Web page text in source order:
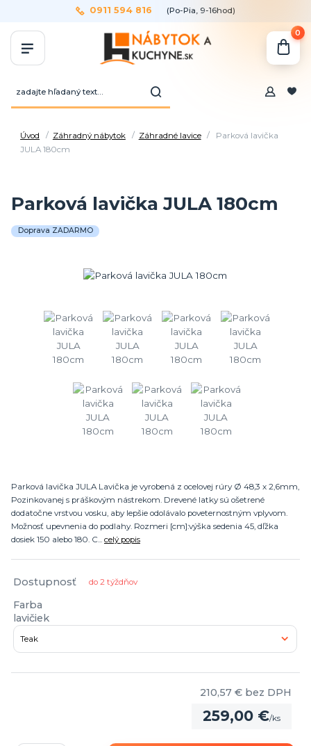
0911 594 816 (Po-Pia, 9-16hod)
0
Úvod Záhradný nábytok Záhradné lavice
Parková lavička
JULA 180cm
Parková lavička JULA 180cm
Doprava ZADARMO
Parková lavička JULA Lavička je vyrobená z ocelovej rúry Ø 48,3 x 2,6mm,
Pozinkovanej s práškovým nástrekom. Drevené latky sú ošetrené
dodatočne vrstvou vosku, aby lepšie odolávalo poveternostným vplyvom.
Možnosť upevnenia do podlahy. Rozmeri [cm]:výška sedenia 45, dľžka
dosiek 150 alebo 180. C... celý popis
Dostupnosť do 2 týždňov
Farba
lavičiek
259,00 €/ks
210,57 € bez DPH